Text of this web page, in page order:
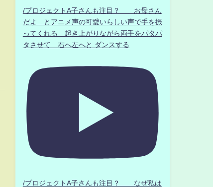
/プロジェクトA子さんも注目？ お母さん
だよ とアニメ声の可愛いらしい声で手を振
ってくれる 起き上がりながら両手をパタパ
タさせて 右へ左へと ダンスする
/プロジェクトA子さんも注目？ なぜ私は